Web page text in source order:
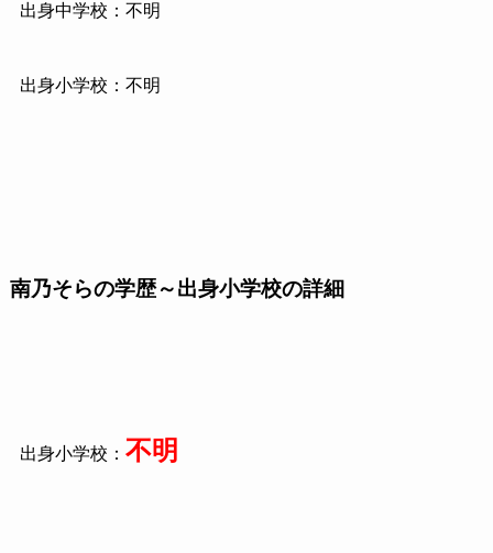
出身中学校：不明
出身小学校：不明
南乃そらの学歴～出身小学校の詳細
出身小学校： 不明